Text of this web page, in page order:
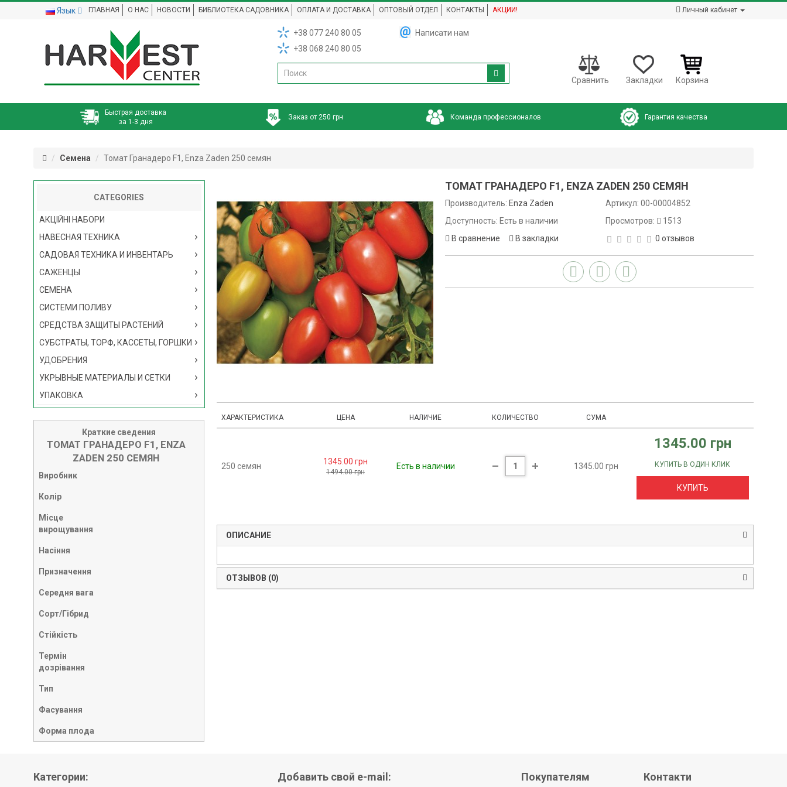
Язык ГЛАВНАЯ О НАС НОВОСТИ БИБЛИОТЕКА САДОВНИКА ОПЛАТА И ДОСТАВКА ОПТОВЫЙ ОТДЕЛ КОНТАКТЫ АКЦИИ! Личный кабинет
+38 077 240 80 05
+38 068 240 80 05
Написати нам
Сравнить Закладки Корзина
Быстрая доставка
за 1-3 дня
Заказ от 250 грн Команда профессионалов Гарантия качества
Семена Томат Гранадеро F1, Enza Zaden 250 семян
CATEGORIES
АКЦІЙНІ НАБОРИ
НАВЕСНАЯ ТЕХНИКА
САДОВАЯ ТЕХНИКА И ИНВЕНТАРЬ
САЖЕНЦЫ
СЕМЕНА
СИСТЕМИ ПОЛИВУ
СРЕДСТВА ЗАЩИТЫ РАСТЕНИЙ
СУБСТРАТЫ, ТОРФ, КАССЕТЫ, ГОРШКИ
УДОБРЕНИЯ
УКРЫВНЫЕ МАТЕРИАЛЫ И СЕТКИ
УПАКОВКА
Краткие сведения
ТОМАТ ГРАНАДЕРО F1, ENZA
ZADEN 250 СЕМЯН
Виробник
Колір
Місце
вирощування
Насіння
Призначення
Середня вага
Сорт/Гібрид
Стійкість
Термін
дозрівання
Тип
Фасування
Форма плода
ТОМАТ ГРАНАДЕРО F1, ENZA ZADEN 250 СЕМЯН
Производитель: Enza Zaden
Доступность: Есть в наличии
В сравнение
В закладки
Артикул: 00-00004852
Просмотров:
1513
0 отзывов
ХАРАКТЕРИСТИКА ЦЕНА НАЛИЧИЕ КОЛИЧЕСТВО СУМА
250 семян 1345.00 грн
1494.00 грн
Есть в наличии 1345.00 грн
1345.00 грн
КУПИТЬ В ОДИН КЛИК
КУПИТЬ
ОПИСАНИЕ
ОТЗЫВОВ (0)
Категории: Добавить свой e-mail: Покупателям Контакти